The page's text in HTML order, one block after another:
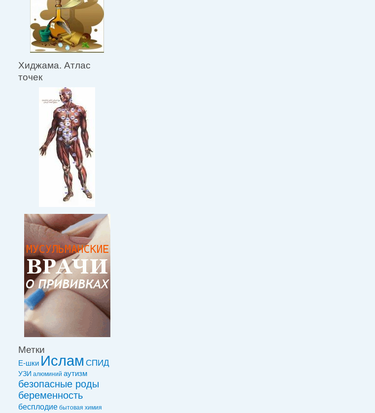
Хиджама. Атлас
точек
Метки
Е-шки Ислам СПИД
УЗИ алюминий аутизм
безопасные роды
беременность
бесплодие бытовая химия